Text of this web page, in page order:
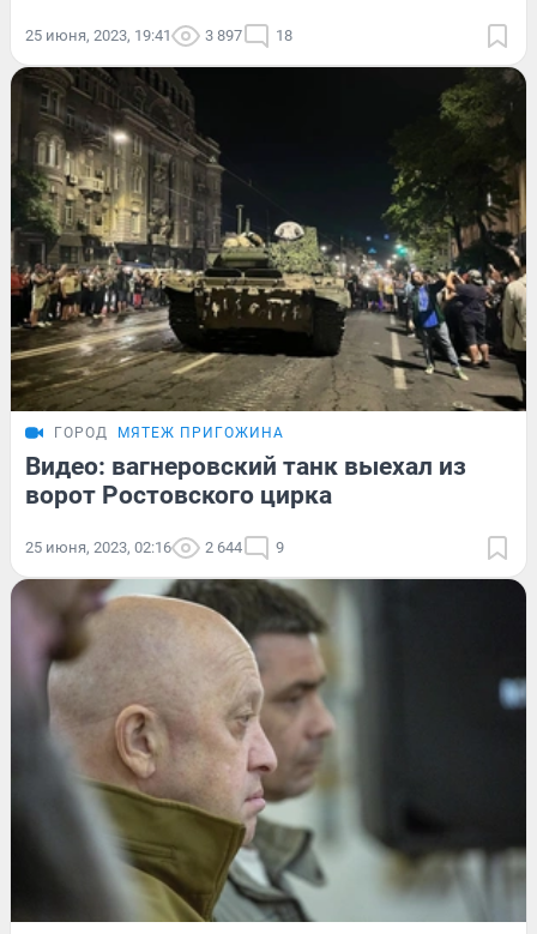
25 июня, 2023, 19:41 3 897 18
ГОРОД МЯТЕЖ ПРИГОЖИНА
Видео: вагнеровский танк выехал из
ворот Ростовского цирка
25 июня, 2023, 02:16 2 644 9